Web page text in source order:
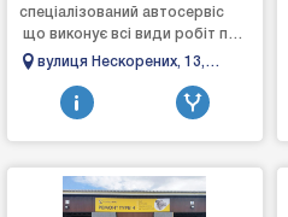
спеціалізований автосервіс
що виконує всі види робіт по
турбінах: зняття, діагностика,
виготовл...
вулиця Нескорених, 13,
Довжик, Житомирська
область, 10004